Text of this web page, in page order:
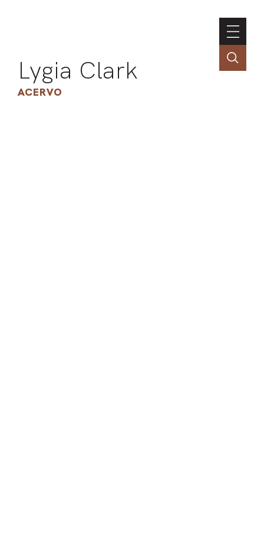
Lygia Clark
ACERVO